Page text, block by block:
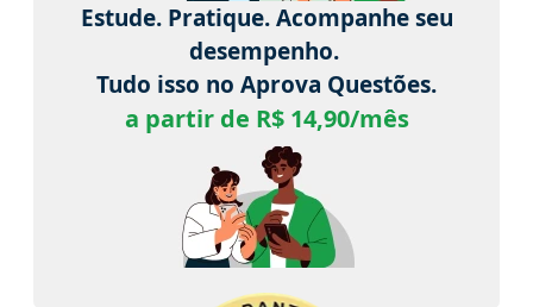
Estude. Pratique. Acompanhe seu
desempenho.
Tudo isso no Aprova Questões.
a partir de R$ 14,90/mês